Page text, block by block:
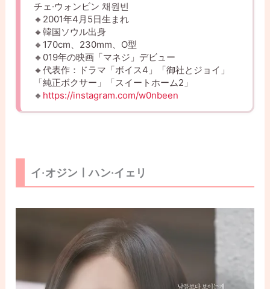
チェ·ウォンビン 채원빈
🔸2001年4月5日生まれ
🔸韓国ソウル出身
🔸170cm、230mm、O型
🔸019年の映画「マネジ」デビュー
🔸代表作：ドラマ「ボイス4」「御社とジョイ」
「純正ボクサー」「スイートホーム2」
🔸 https://instagram.com/w0nbeen
イ·オジンㅣハン·イェリ